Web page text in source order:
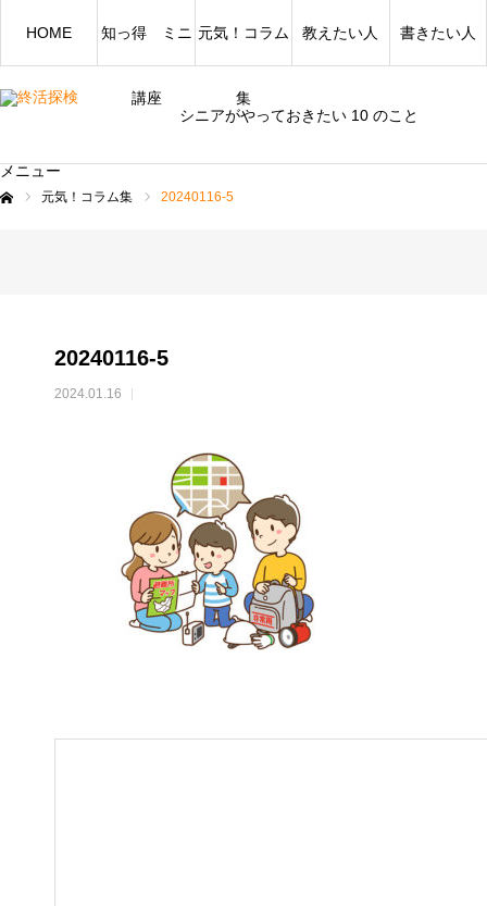
シニアがやっておきたい 10 のこと
メニュー
HOME 知っ得 ミニ
講座
元気！コラム
集
教えたい人 書きたい人
元気！コラム集 20240116-5
20240116-5
2024.01.16